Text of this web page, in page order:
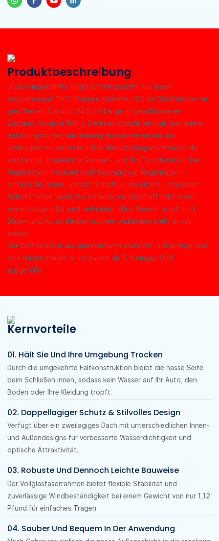
Produktbeschreibung
Unser umgekehrter Regenschirm besteht aus einem
doppellagigen 190T-Pongee-Gewebe: 102 cm Durchmesser im
geöffneten Zustand, 74,5 cm Länge im geschlossenen
Zustand, Gewicht 508 g. Die Innenschicht verfügt über kleine
Belüftungslöcher, um Reibung zu reduzieren und ein
Umklappen zu verhindern. Das Alleinstellungsmerkmal ist die
vollständig umgekehrte Rahmen- und Stoffkombination: Der
Regenschirm trocknet nach Gebrauch an Regentagen –
einfach die obere, „nasse“ Schicht in die untere, „trockene“
Schicht falten, wenn Sie ins Auto, ins Geschäft oder sonst
wohin steigen. So wird verhindert, dass Wasser tropft und
Böden und Autos bleiben trocken. Außerdem steht er von
selbst!
Der Griff besteht aus gummiertem Kunststoff und verfügt über
eine Handschlaufe; er ist zudem als C-förmiger Griff
ausgeführt.
Kernvorteile
01. Hält Sie Und Ihre Umgebung Trocken
Durch die umgekehrte Faltkonstruktion bleibt die nasse Seite
beim Schließen innen, sodass kein Wasser auf Ihr Auto, den
Boden oder Ihre Kleidung tropft.
02. Doppellagiger Schutz & Stilvolles Design
Verfügt über ein zweilagiges Dach mit unterschiedlichen Innen-
und Außendesigns für verbesserte Wasserdichtigkeit und
optische Attraktivität.
03. Robuste Und Dennoch Leichte Bauweise
Der Vollglasfaserrahmen bietet flexible Stabilität und
zuverlässige Windbeständigkeit bei einem Gewicht von nur 1,12
Pfund für einfaches Tragen.
04. Sauber Und Bequem In Der Anwendung